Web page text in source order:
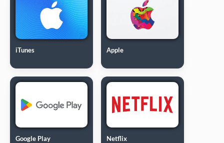
iTunes Apple
Google Play Netflix